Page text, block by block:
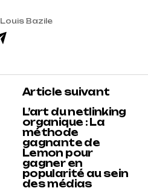
Louis Bazile
Article suivant
L’art du netlinking
organique : La
méthode
gagnante de
Lemon pour
gagner en
popularité au sein
des médias